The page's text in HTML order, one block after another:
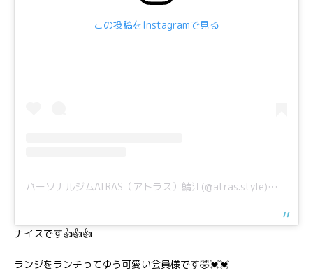
この投稿をInstagramで見る
パーソナルジムATRAS（アトラス）鯖江(@atras.style)がシェアした投稿
ナイスです👍👍👍
ランジをランチってゆう可愛い会員様です🤣💓💓